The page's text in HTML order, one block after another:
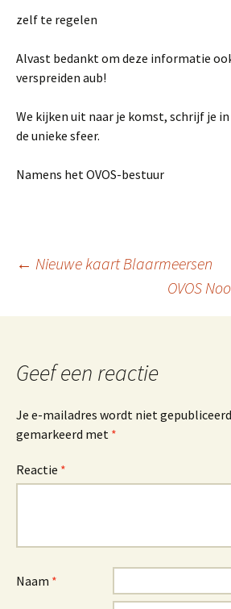
zelf te regelen
Alvast bedankt om deze informatie
verspreiden aub!
We kijken uit naar je komst, schrijf je
de unieke sfeer.
Namens het OVOS-bestuur
← Nieuwe kaart Blaarmeersen
OVOS
Geef een reactie
Je e-mailadres wordt niet
gemarkeerd met *
Reactie *
Naam *